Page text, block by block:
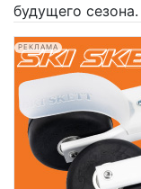
будущего сезона.
РЕКЛАМА